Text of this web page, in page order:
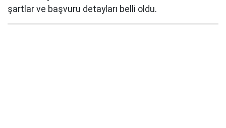
şartlar ve başvuru detayları belli oldu.